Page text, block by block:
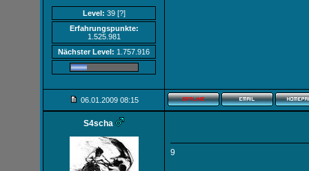
Level: 39 [?]
Erfahrungspunkte:
1.525.981
Nächster Level: 1.757.916
06.01.2009 08:15
S4scha
9